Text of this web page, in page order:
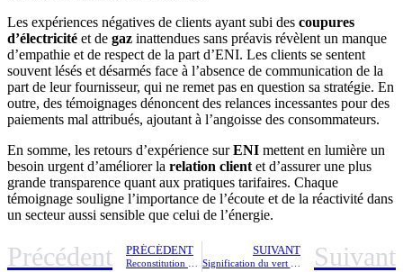
Les expériences négatives de clients ayant subi des coupures
d’électricité et de gaz inattendues sans préavis révèlent un manque
d’empathie et de respect de la part d’ENI. Les clients se sentent
souvent lésés et désarmés face à l’absence de communication de la
part de leur fournisseur, qui ne remet pas en question sa stratégie. En
outre, des témoignages dénoncent des relances incessantes pour des
paiements mal attribués, ajoutant à l’angoisse des consommateurs.
En somme, les retours d’expérience surENI mettent en lumière un
besoin urgent d’améliorer la relation client et d’assurer une plus
grande transparence quant aux pratiques tarifaires. Chaque
témoignage souligne l’importance de l’écoute et de la réactivité dans
un secteur aussi sensible que celui de l’énergie.
Précédent PRÉCÉDENT SUIVANT Suivant